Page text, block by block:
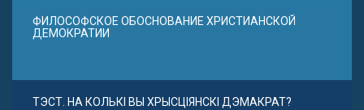
ФИЛОСОФСКОЕ ОБОСНОВАНИЕ ХРИСТИАНСКОЙ
ДЕМОКРАТИИ
ТЭСТ. НА КОЛЬКІ ВЫ ХРЫСЦІЯНСКІ ДЭМАКРАТ?